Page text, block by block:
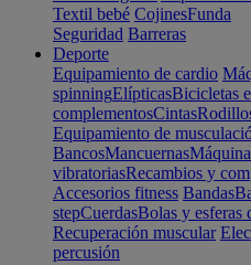
Textil bebé CojinesFunda
Seguridad Barreras
Deporte
Equipamiento de cardio
spinningElípticasBicicletas
complementosCintas
Equipamiento de
BancosMancuernas
vibratoriasRecambios y
Accesorios fitness Bandas
stepCuerdasBolas y esferas
Recuperación muscular
percusión